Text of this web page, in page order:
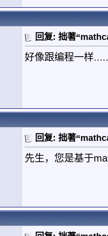
回复: 拙著
好像跟编程一样
回复: 拙著
先生，您是基于